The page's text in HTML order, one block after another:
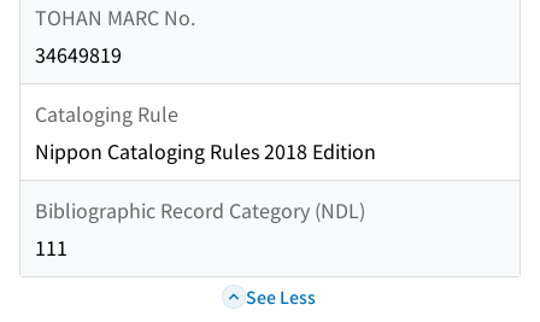
TOHAN MARC No.
34649819
Cataloging Rule
Nippon Cataloging Rules 2018 Edition
Bibliographic Record Category (NDL)
111
See Less